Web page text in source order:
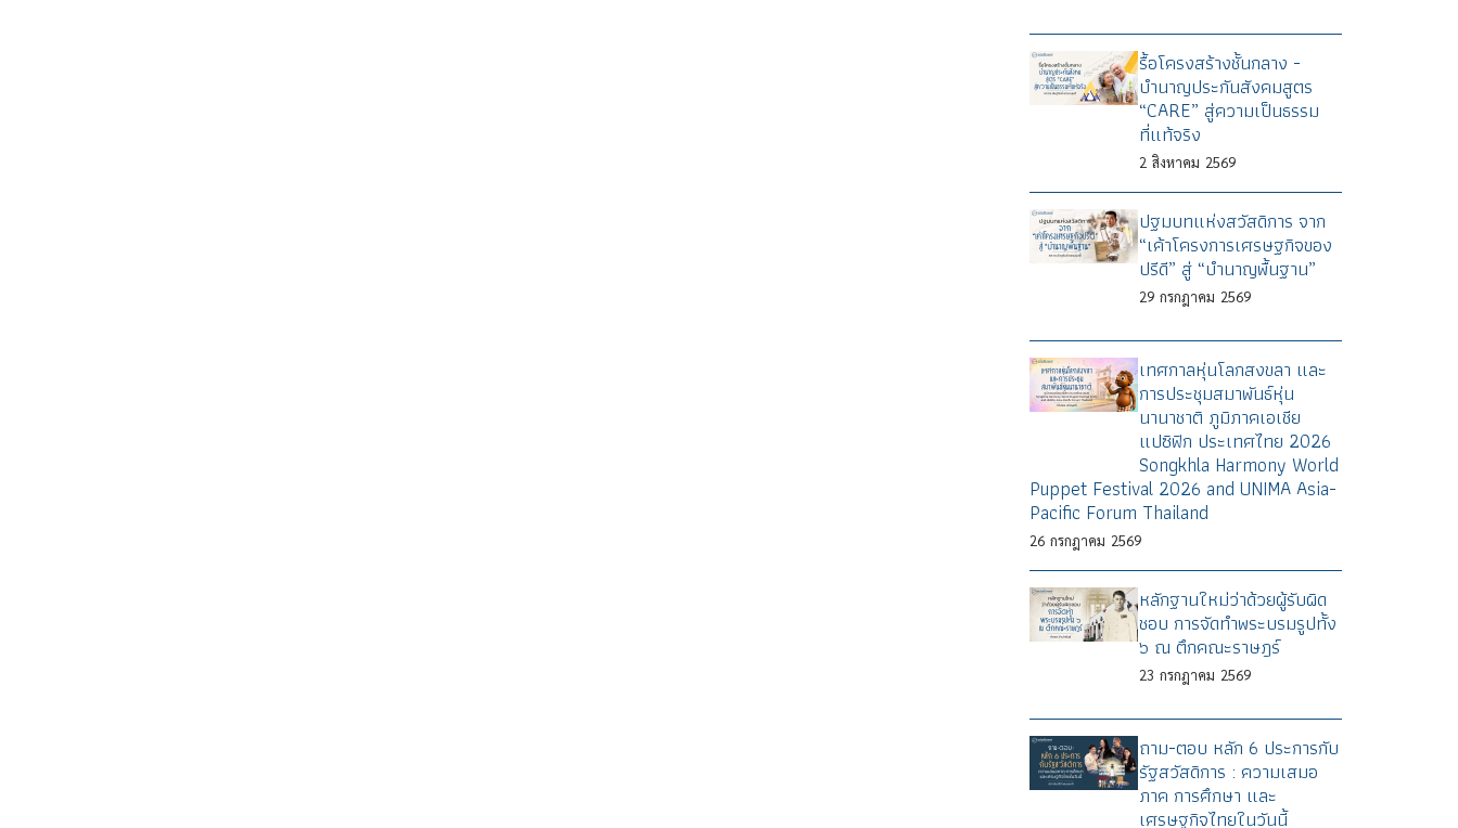
รื้อโครงสร้างชั้นกลาง -
บำนาญประกันสังคมสูตร
“CARE” สู่ความเป็นธรรม
ที่แท้จริง
2 สิงหาคม 2569
ปฐมบทแห่งสวัสดิการ จาก
“เค้าโครงการเศรษฐกิจของ
ปรีดี” สู่ “บำนาญพื้นฐาน”
29 กรกฎาคม 2569
เทศกาลหุ่นโลกสงขลา และ
การประชุมสมาพันธ์หุ่น
นานาชาติ ภูมิภาคเอเชีย
แปซิฟิก ประเทศไทย 2026
Songkhla Harmony World
Puppet Festival 2026 and UNIMA Asia-
Pacific Forum Thailand
26 กรกฎาคม 2569
หลักฐานใหม่ว่าด้วยผู้รับผิด
ชอบ การจัดทำพระบรมรูปทั้ง
๖ ณ ตึกคณะราษฎร์
23 กรกฎาคม 2569
ถาม-ตอบ หลัก 6 ประการกับ
รัฐสวัสดิการ : ความเสมอ
ภาค การศึกษา และ
เศรษฐกิจไทยในวันนี้